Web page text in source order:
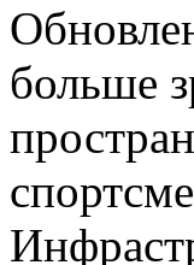
больше